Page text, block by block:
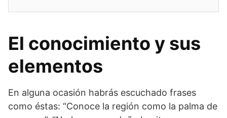
El conocimiento y sus
elementos
En alguna ocasión habrás escuchado frases
como éstas: “Conoce la región como la palma de